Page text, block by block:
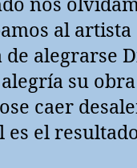
al
de alegrarse
su
caer
es el